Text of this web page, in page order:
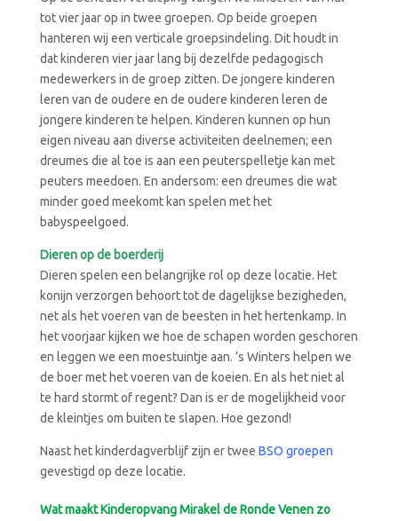
tot vier jaar op in twee groepen. Op beide groepen
hanteren wij een verticale groepsindeling. Dit houdt in
dat kinderen vier jaar lang bij dezelfde pedagogisch
medewerkers in de groep zitten. De jongere kinderen
leren van de oudere en de oudere kinderen leren de
jongere kinderen te helpen. Kinderen kunnen op hun
eigen niveau aan diverse activiteiten deelnemen; een
dreumes die al toe is aan een peuterspelletje kan met
peuters meedoen. En andersom: een dreumes die wat
minder goed meekomt kan spelen met het
babyspeelgoed.
Dieren op de boerderij
Dieren spelen een belangrijke rol op deze locatie. Het
konijn verzorgen behoort tot de dagelijkse bezigheden,
net als het voeren van de beesten in het hertenkamp. In
het voorjaar kijken we hoe de schapen worden geschoren
en leggen we een moestuintje aan. ’s Winters helpen we
de boer met het voeren van de koeien. En als het niet al
te hard stormt of regent? Dan is er de mogelijkheid voor
de kleintjes om buiten te slapen. Hoe gezond!
Naast het kinderdagverblijf zijn er twee BSO groepen
gevestigd op deze locatie.
Wat maakt Kinderopvang Mirakel de Ronde Venen zo